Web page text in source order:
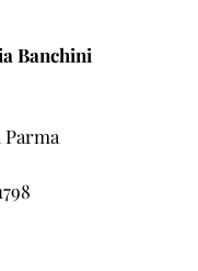
Banchini
Parma